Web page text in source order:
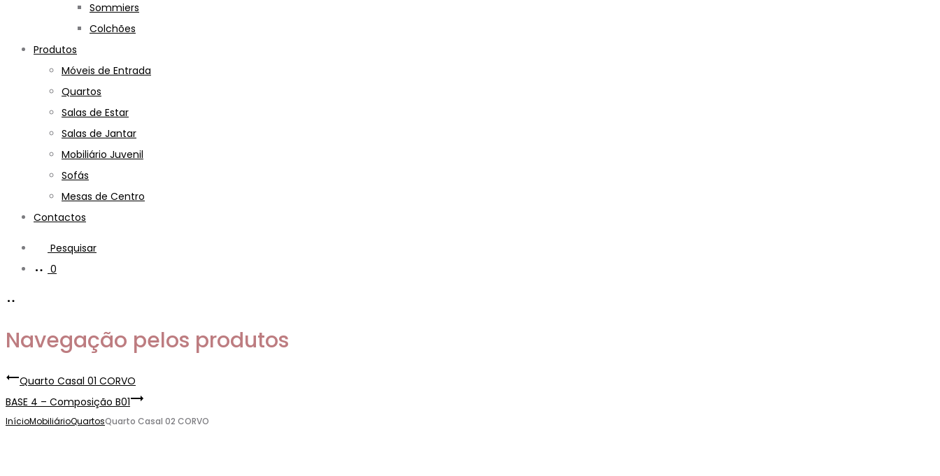
Sommiers
Colchões
Produtos
Móveis de Entrada
Quartos
Salas de Estar
Salas de Jantar
Mobiliário Juvenil
Sofás
Mesas de Centro
Contactos
Pesquisar
0
Navegação pelos produtos
Quarto Casal 01 CORVO
BASE 4 – Composição B01
InícioMobiliárioQuartosQuarto Casal 02 CORVO